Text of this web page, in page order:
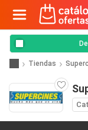
Tiendas